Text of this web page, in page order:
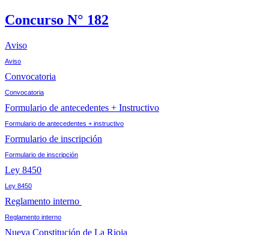
Concurso N° 182
Aviso
Aviso
Convocatoria
Convocatoria
Formulario de antecedentes + Instructivo
Formulario de antecedentes + instructivo
Formulario de inscripción
Formulario de inscripción
Ley 8450
Ley 8450
Reglamento interno
Reglamento interno
Nueva Constitución de La Rioja